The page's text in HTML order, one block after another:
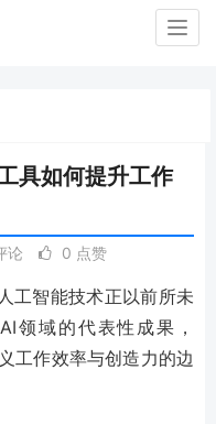
具如何提升工作
论 0 点赞
工智能技术正以前所未
领域的代表性成果，
工作效率与创造力的边